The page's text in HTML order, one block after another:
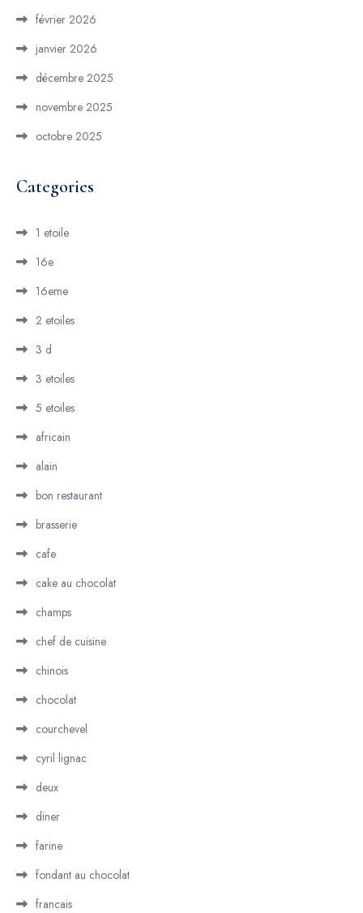
février 2026
janvier 2026
décembre 2025
novembre 2025
octobre 2025
Categories
1 etoile
16e
16eme
2 etoiles
3 d
3 etoiles
5 etoiles
africain
alain
bon restaurant
brasserie
cafe
cake au chocolat
champs
chef de cuisine
chinois
chocolat
courchevel
cyril lignac
deux
diner
farine
fondant au chocolat
francais